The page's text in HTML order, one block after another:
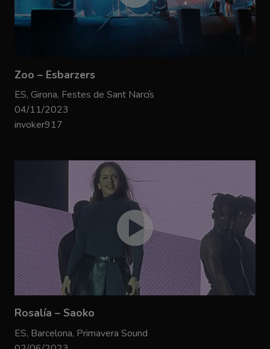
Zoo – Esbarzers
ES, Girona, Festes de Sant Narcís
04/11/2023
invoker917
Rosalía – Saoko
ES, Barcelona, Primavera Sound